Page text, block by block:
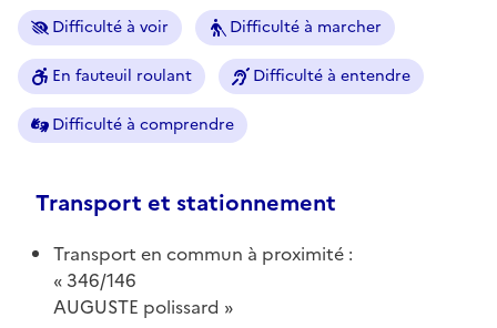
Difficulté à voir Difficulté à marcher
En fauteuil roulant Difficulté à entendre
Difficulté à comprendre
Transport et stationnement
Transport en commun à proximité :
346/146
AUGUSTE polissard